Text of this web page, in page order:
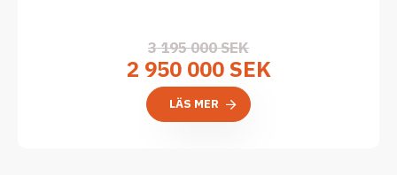
3 195 000 SEK
2 950 000 SEK
LÄS MER